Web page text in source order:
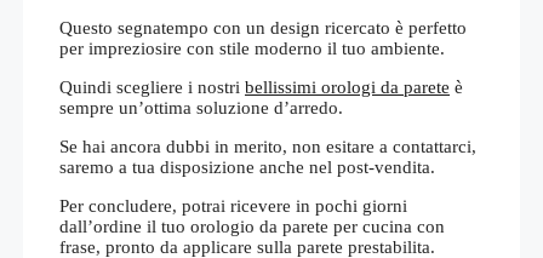
Questo segnatempo con un design ricercato è perfetto
per impreziosire con stile moderno il tuo ambiente.
Quindi scegliere i nostri bellissimi orologi da parete è
sempre un’ottima soluzione d’arredo.
Se hai ancora dubbi in merito, non esitare a contattarci,
saremo a tua disposizione anche nel post-vendita.
Per concludere, potrai ricevere in pochi giorni
dall’ordine il tuo orologio da parete per cucina con
frase, pronto da applicare sulla parete prestabilita.